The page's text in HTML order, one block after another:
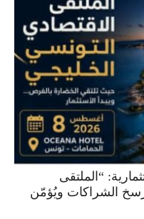
“الملتقى
الشراكات ويُؤمّن